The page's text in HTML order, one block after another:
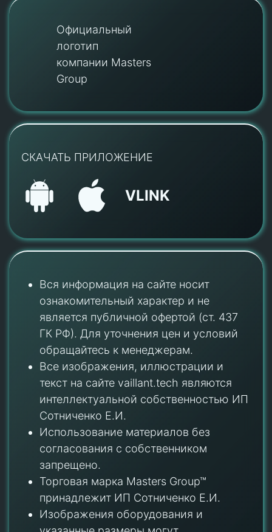
Официальный
логотип
компании Masters
Group
СКАЧАТЬ ПРИЛОЖЕНИЕ
VLINK
Вся информация на сайте носит
ознакомительный характер и не
является публичной офертой (ст. 437
ГК РФ). Для уточнения цен и условий
обращайтесь к менеджерам.
Все изображения, иллюстрации и
текст на сайте vaillant.tech являются
интеллектуальной собственностью ИП
Сотниченко Е.И.
Использование материалов без
согласования с собственником
запрещено.
Торговая марка Masters Group™
принадлежит ИП Сотниченко Е.И.
Изображения оборудования и